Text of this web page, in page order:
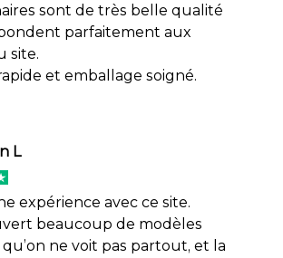
sont de très belle qualité
parfaitement aux
site.
et emballage soigné.
L
expérience avec ce site.
beaucoup de modèles
ne voit pas partout, et la